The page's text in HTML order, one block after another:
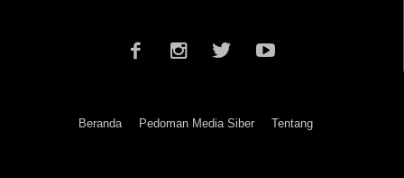
Beranda Pedoman Media Siber Tentang